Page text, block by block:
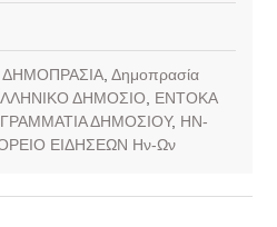
ΔΗΜΟΠΡΑΣΙΑ, Δημοπρασία
ΔΗΜΟΣΙΟ
ΕΝΤΟΚΑ
ΔΗΜΟΣΙΟΥ, ΗΝ-
ΕΙΔΗΣΕΩΝ Ην-Ων